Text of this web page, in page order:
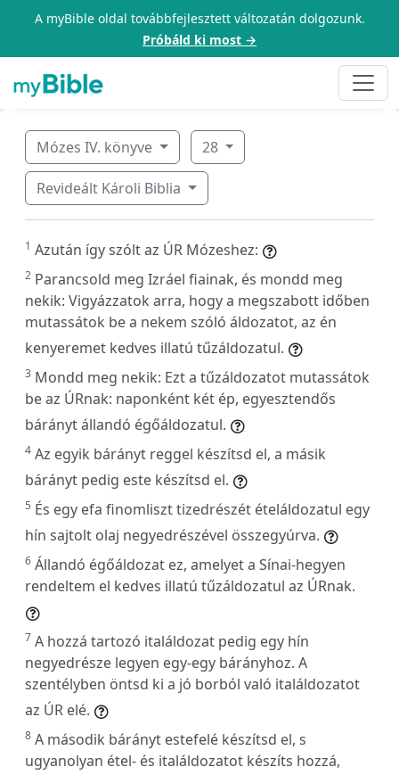
A myBible oldal továbbfejlesztett változatán dolgozunk.
Próbáld ki most →
Mózes IV. könyve 28
Revideált Károli Biblia
1 Azután így szólt az ÚR Mózeshez:
2 Parancsold meg Izráel fiainak, és mondd meg
nekik: Vigyázzatok arra, hogy a megszabott időben
mutassátok be a nekem szóló áldozatot, az én
kenyeremet kedves illatú tűzáldozatul.
3 Mondd meg nekik: Ezt a tűzáldozatot mutassátok
be az ÚRnak: naponként két ép, egyesztendős
bárányt állandó égőáldozatul.
4 Az egyik bárányt reggel készítsd el, a másik
bárányt pedig este készítsd el.
5 És egy efa finomliszt tizedrészét ételáldozatul egy
hín sajtolt olaj negyedrészével összegyúrva.
6 Állandó égőáldozat ez, amelyet a Sínai-hegyen
rendeltem el kedves illatú tűzáldozatul az ÚRnak.
7 A hozzá tartozó italáldozat pedig egy hín
negyedrésze legyen egy-egy bárányhoz. A
szentélyben öntsd ki a jó borból való italáldozatot
az ÚR elé.
8 A második bárányt estefelé készítsd el, s
ugyanolyan étel- és italáldozatot készíts hozzá,